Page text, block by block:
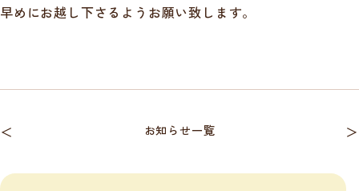
早めにお越し下さるようお願い致します。
＜ お知らせ一覧 ＞